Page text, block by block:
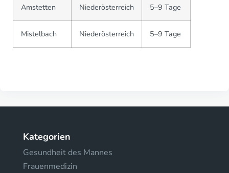
Amstetten Niederösterreich 5–9 Tage
Mistelbach Niederösterreich 5–9 Tage
Kategorien
Gesundheit des Mannes
Frauenmedizin